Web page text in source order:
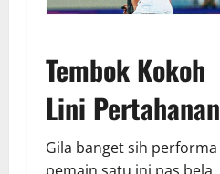
Tembok Kokoh
Lini Pertahanan
Gila banget sih performa